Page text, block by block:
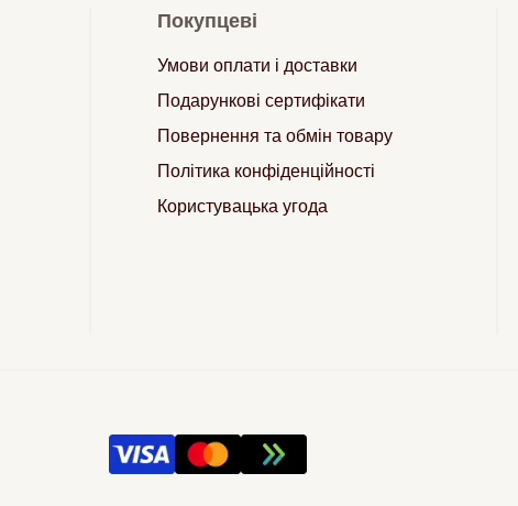
Покупцеві
Умови оплати і доставки
Подарункові сертифікати
Повернення та обмін товару
Політика конфіденційності
Користувацька угода